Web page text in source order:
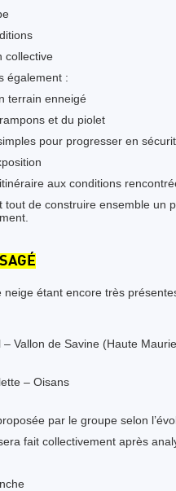
collective
également :
terrain enneigé
et du piolet
pour progresser en
aux conditions
tout de construire ensemble
neige étant encore très
– Vallon de Savine (Haute
– Oisans
par le groupe selon
fait collectivement après